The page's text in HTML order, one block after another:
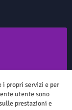
considerarsi
del 7.03.2001
i propri servizi e per
utente sono
prestazioni e